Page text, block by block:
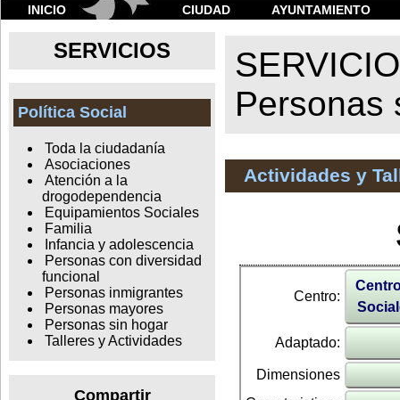
INICIO CIUDAD AYUNTAMIENTO
SERVICIOS
Política Social
Toda la ciudadanía
Asociaciones
Atención a la
drogodependencia
Equipamientos Sociales
Familia
Infancia y adolescencia
Personas con diversidad
funcional
Personas inmigrantes
Personas mayores
Personas sin hogar
Talleres y Actividades
Compartir
Personas
Actividades y
Centro:
Adaptado:
Dimensiones